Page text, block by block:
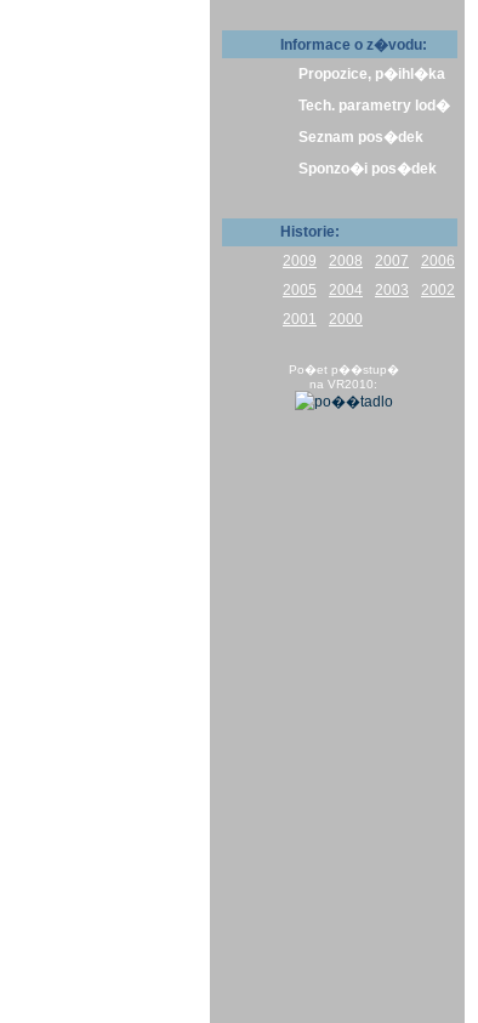
Informace o z�vodu:
Propozice, p�ihl�ka
Tech. parametry lod�
Seznam pos�dek
Sponzo�i pos�dek
Historie:
2009
2008 2007
2006
2005
2004 2003
2002
2001
2000
Po�et p��stup�
na VR2010: